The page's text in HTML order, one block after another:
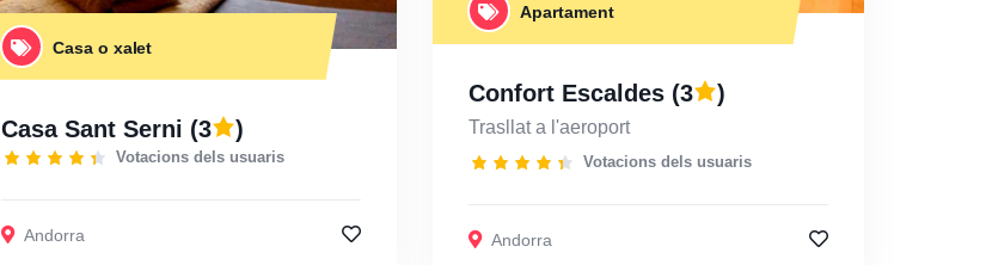
Casa o xalet
Casa Sant Serni (3 )
Votacions dels usuaris
Andorra
Apartament
Confort Escaldes(3 )
Trasllat a l'aeroport
Votacions dels usuaris
Andorra